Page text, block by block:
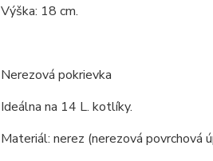
Výška: 18 cm.
Nerezová pokrievka
Ideálna na 14 L. kotlíky.
Materiál: nerez (nerezová povrchová